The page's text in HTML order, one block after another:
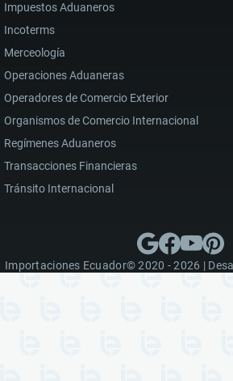
Impuestos Aduaneros
Incoterms
Merceología
Operaciones Aduaneras
Operadores de Comercio Exterior
Organismos de Comercio Internacional
Regímenes Aduaneros
Transacciones Financieras
Tránsito Internacional
Importaciones Ecuador© 2020 - 2026 |